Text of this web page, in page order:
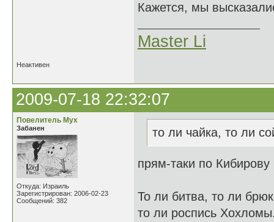
Кажется, мы
Master Li
Неактивен
2009-07-18 22:32:07
Повелитель Мух
Забанен
Откуда: Израиль
Зарегистрирован: 2006-02-23
Сообщений: 382
то ли чайка, то ли
прям-таки по Кибирову
То ли битва, то ли
то ли роспись